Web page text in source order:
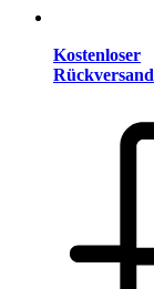
Kostenloser
Rückversand